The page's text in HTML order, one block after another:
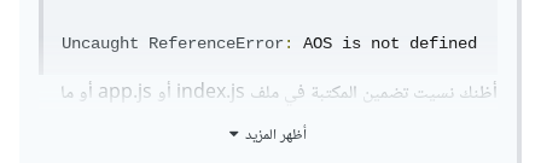
Uncaught ReferenceError: AOS is not defined
أظنك نسيت تضمين المكتبة في ملف index.js أو app.js أو ما
أظهر المزيد